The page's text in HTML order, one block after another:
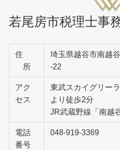
若尾房市税理士事
住
所
埼玉県越谷市南越
-22
アク
セス
東武スカイグリー
より徒歩2分
JR武蔵野線「南越
電話
番号
048-919-3369